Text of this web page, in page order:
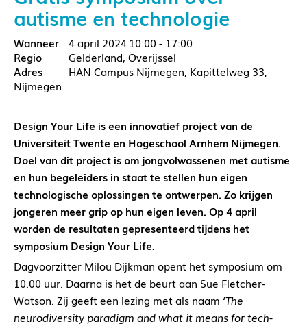
autisme en technologie
4 april 2024 10:00 - 17:00
Gelderland, Overijssel
HAN Campus Nijmegen, Kapittelweg 33,
Nijmegen
Design Your Life is een innovatief project van de
Universiteit Twente en Hogeschool Arnhem Nijmegen.
Doel van dit project is om jongvolwassenen met autisme
en hun begeleiders in staat te stellen hun eigen
technologische oplossingen te ontwerpen. Zo krijgen
jongeren meer grip op hun eigen leven. Op 4 april
worden de resultaten gepresenteerd tijdens het
symposium Design Your Life.
Dagvoorzitter Milou Dijkman opent het symposium om
10.00 uur. Daarna is het de beurt aan Sue Fletcher-
Watson. Zij geeft een lezing met als naam ‘The
neurodiversity paradigm and what it means for tech-